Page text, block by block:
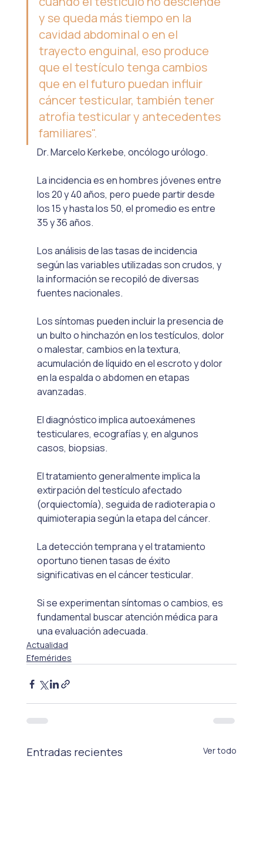
y se queda más tiempo en la
cavidad abdominal o en el
trayecto enguinal, eso produce
que el testículo tenga cambios
que en el futuro puedan influir
cáncer testicular, también tener
atrofia testicular y antecedentes
familiares".
Dr. Marcelo Kerkebe, oncólogo urólogo.
La incidencia es en hombres jóvenes entre
los 20 y 40 años, pero puede partir desde
los 15 y hasta los 50, el promedio es entre
35 y 36 años.
Los análisis de las tasas de incidencia
según las variables utilizadas son crudos, y
la información se recopiló de diversas
fuentes nacionales.
Los síntomas pueden incluir la presencia de
un bulto o hinchazón en los testículos, dolor
o malestar, cambios en la textura,
acumulación de líquido en el escroto y dolor
en la espalda o abdomen en etapas
avanzadas.
El diagnóstico implica autoexámenes
testiculares, ecografías y, en algunos
casos, biopsias.
El tratamiento generalmente implica la
extirpación del testículo afectado
(orquiectomía), seguida de radioterapia o
quimioterapia según la etapa del cáncer.
La detección temprana y el tratamiento
oportuno tienen tasas de éxito
significativas en el cáncer testicular.
Si se experimentan síntomas o cambios, es
fundamental buscar atención médica para
una evaluación adecuada.
Actualidad
Efemérides
Entradas recientes Ver todo